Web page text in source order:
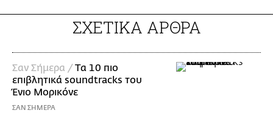
ΣΧΕΤΙΚΑ ΑΡΘΡΑ
Σαν Σήμερα / Tα 10 πιο
επιβλητικά soundtracks του
Ένιο Μορικόνε
ΣΑΝ ΣΗΜΕΡΑ